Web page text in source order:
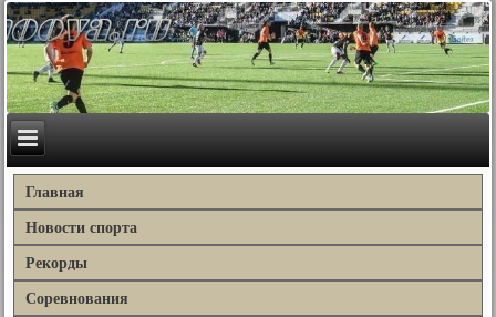
Главная
Новости спорта
Рекорды
Соревнования